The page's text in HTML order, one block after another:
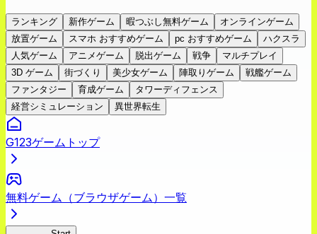
ランキング 新作ゲーム 暇つぶし無料ゲーム
オンラインゲーム
放置ゲーム
スマホ おすすめゲーム pc おすすめゲーム
ハクスラ
人気ゲーム
アニメゲーム 脱出ゲーム 戦争
マルチプレイ
3D ゲーム
街づくり 美少女ゲーム 陣取りゲーム
戦艦ゲーム
ファンタジー
育成ゲーム
タワーディフェンス
経営シミュレーション
異世界転生
G123ゲームトップ
無料ゲーム（ブラウザゲーム）一覧